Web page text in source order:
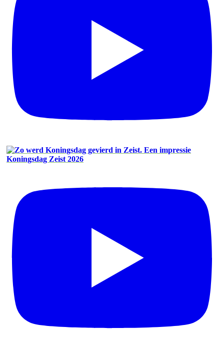
Koningsdag Zeist 2026